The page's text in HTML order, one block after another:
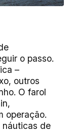
o passo.
–
outros
O farol
operação.
náuticas de